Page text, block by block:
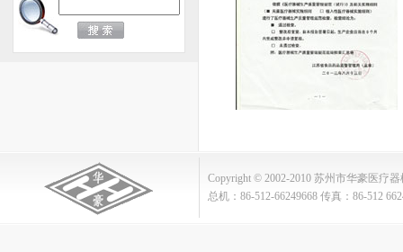
Copyright © 2002-2010 苏州市华豪医疗
总机：86-512-66249668 传真：86-512